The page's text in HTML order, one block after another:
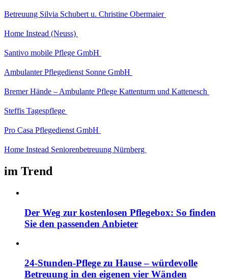
Betreuung Silvia Schubert u. Christine Obermaier
Home Instead (Neuss)
Santivo mobile Pflege GmbH
Ambulanter Pflegedienst Sonne GmbH
Bremer Hände – Ambulante Pflege Kattenturm und Kattenesch
Steffis Tagespflege
Pro Casa Pflegedienst GmbH
Home Instead Seniorenbetreuung Nürnberg
im Trend
Der Weg zur kostenlosen Pflegebox: So finden
Sie den passenden Anbieter
24-Stunden-Pflege zu Hause – würdevolle
Betreuung in den eigenen vier Wänden